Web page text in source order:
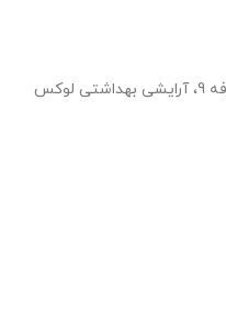
کرمانشاه، پاوه، نوسود بازارچه مرزی غرفه 9، آرایشی بهداشتی لوکس